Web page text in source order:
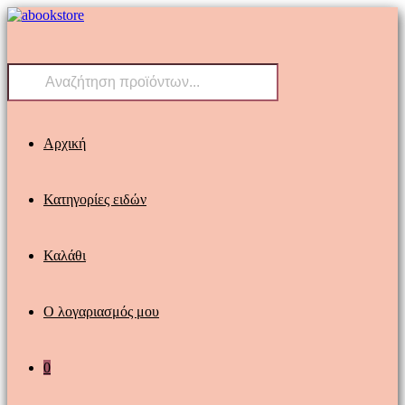
Skip
Products
Αρχική
Κατηγορίες ειδών
Καλάθι
Ο λογαριασμός μου
0